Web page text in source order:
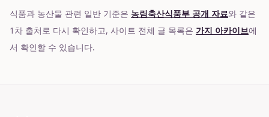
식품과 농산물 관련 일반 기준은 농림축산식품부 공개 자료와 같은
1차 출처로 다시 확인하고, 사이트 전체 글 목록은 가지 아카이브에
서 확인할 수 있습니다.